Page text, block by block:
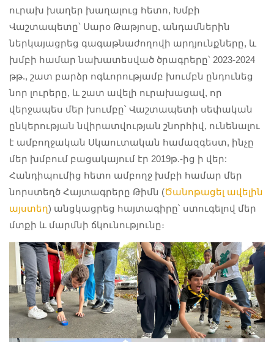
ուրախ խաղեր խաղալուց հետո, Խմբի
Վաշտապետը՝ Սարօ Թաթյոսը, անդամներին
ներկայացրեց գագաթնաժողովի արդյունքները, և
խմբի համար նախատեսված ծրագրերը՝ 2023-2024
թթ., շատ բարձր ոգևորությամբ խումբն ընդունեց
նոր լուրերը, և շատ ավելի ուրախացավ, որ
վերջապես մեր խումբը՝ Վաշտապետի սեփական
ընկերության նվիրատվության շնորհիվ, ունենալու
է ամբողջական Սկաուտական համազգեստ, ինչը
մեր խմբում բացակայում էր 2019թ.-ից ի վեր:
Հանդիպումից հետո ամբողջ խմբի համար մեր
նորստեղծ Հայտագրերը Թիմն (Ծանոթացել ավելին
այստեղ) անցկացրեց հայտագիրը՝ ստուգելով մեր
մտքի և մարմնի ճկունությունը։